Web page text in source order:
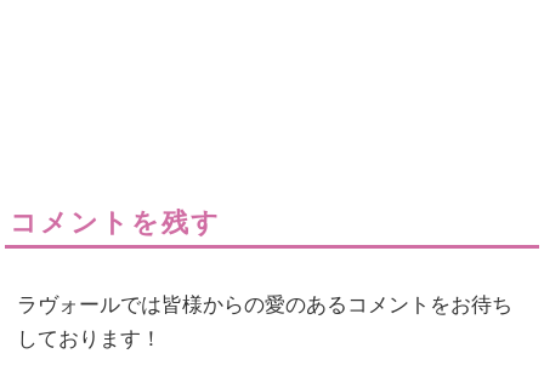
コメントを残す
ラヴォールでは皆様からの愛のあるコメントをお待ち
しております！